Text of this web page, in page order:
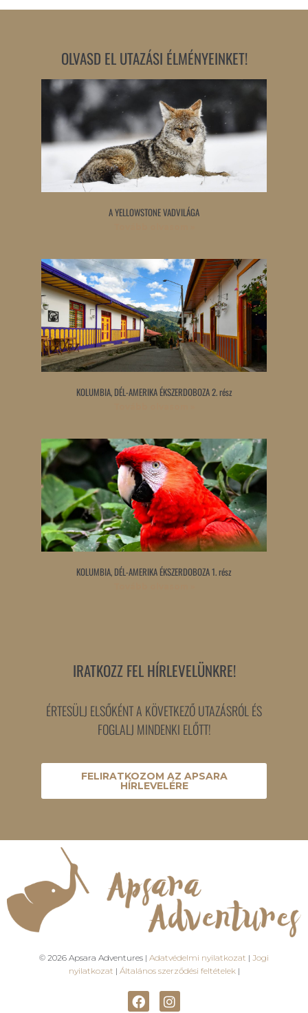
OLVASD EL UTAZÁSI ÉLMÉNYEINKET!
A YELLOWSTONE VADVILÁGA
KOLUMBIA, DÉL-AMERIKA ÉKSZERDOBOZA 2. rész
KOLUMBIA, DÉL-AMERIKA ÉKSZERDOBOZA 1. rész
IRATKOZZ FEL HÍRLEVELÜNKRE!
ÉRTESÜLJ ELSŐKÉNT A KÖVETKEZŐ UTAZÁSRÓL ÉS
FOGLALJ MINDENKI ELŐTT!
FELIRATKOZOM AZ APSARA
HÍRLEVELÉRE
© 2026 Apsara Adventures | Adatvédelmi nyilatkozat | Jogi
nyilatkozat | Általános szerződési feltételek |